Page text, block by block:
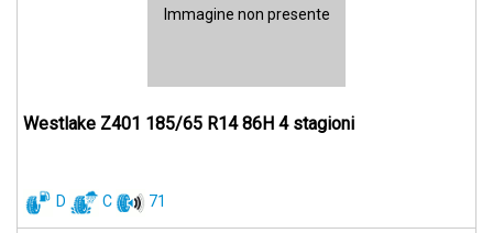
Immagine non presente
Westlake Z401 185/65 R14 86H 4 stagioni
D C 71